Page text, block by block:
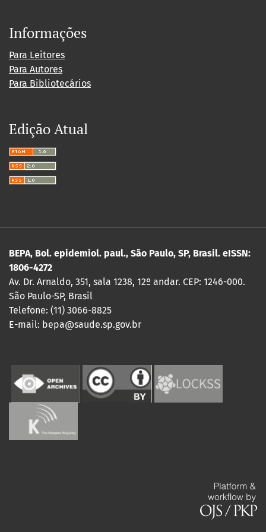
Informações
Para Leitores
Para Autores
Para Bibliotecários
Edição Atual
BEPA, Bol. epidemiol. paul., São Paulo, SP, Brasil. eISSN:
1806-4272
Av. Dr. Arnaldo, 351, sala 1238, 12º andar. CEP: 1246-000.
São Paulo-SP, Brasil
Telefone: (11) 3066-8825
E-mail: bepa@saude.sp.gov.br